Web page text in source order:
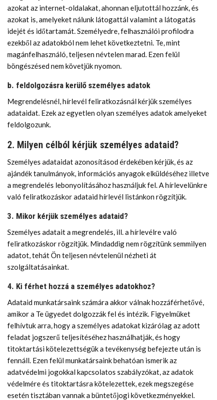
azokat az internet-oldalakat, ahonnan eljutottál hozzánk, és
azokat is, amelyeket nálunk látogattál valamint a látogatás
idejét és időtartamát. Személyedre, felhasználói profilodra
ezekből az adatokból nem lehet következtetni. Te, mint
magánfelhasználó, teljesen névtelen marad. Ezen felül
böngészésed nem követjük nyomon.
b. feldolgozásra kerülő személyes adatok
Megrendelésnél, hírlevél feliratkozásnál kérjük személyes
adataidat. Ezek az egyetlen olyan személyes adatok amelyeket
feldolgozunk.
2. Milyen célból kérjük személyes adataid?
Személyes adataidat azonosításod érdekében kérjük, és az
ajándék tanulmányok, információs anyagok elküldéséhez illetve
a megrendelés lebonyolításához használjuk fel. A hírlevelünkre
való feliratkozáskor adataid hírlevél listánkon rögzítjük.
3. Mikor kérjük személyes adataid?
Személyes adatait a megrendelés, ill. a hírlevélre való
feliratkozáskor rögzítjük. Mindaddig nem rögzítünk semmilyen
adatot, tehát Ön teljesen névtelenül nézheti át
szolgáltatásainkat.
4. Ki férhet hozzá a személyes adatokhoz?
Adataid munkatársaink számára akkor válnak hozzáférhetővé,
amikor a Te ügyedet dolgozzák fel és intézik. Figyelmüket
felhívtuk arra, hogy a személyes adatokat kizárólag az adott
feladat jogszerű teljesítéséhez használhatják, és hogy
titoktartási kötelezettségük a tevékenység befejezte után is
fennáll. Ezen felül munkatársaink behatóan ismerik az
adatvédelmi jogokkal kapcsolatos szabályzókat, az adatok
védelmére és titoktartásra kötelezettek, ezek megszegése
esetén tisztában vannak a büntetőjogi következményekkel.